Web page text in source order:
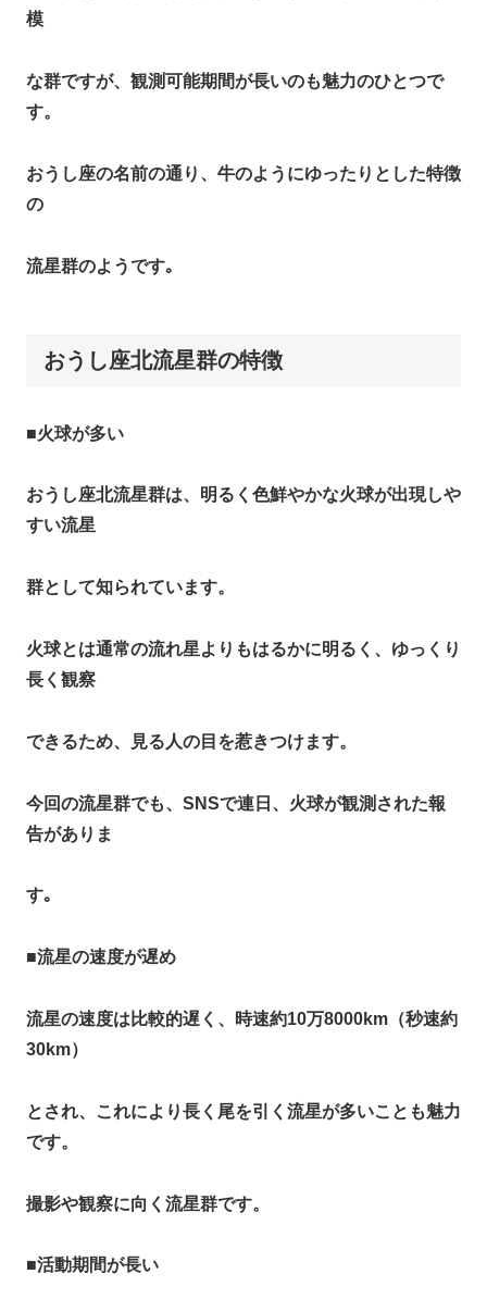
模
な群ですが、観測可能期間が長いのも魅力のひとつで
す。
おうし座の名前の通り、牛のようにゆったりとした特徴
の
流星群のようです｡
おうし座北流星群の特徴
■火球が多い
おうし座北流星群は、明るく色鮮やかな火球が出現しや
すい流星
群として知られています。
火球とは通常の流れ星よりもはるかに明るく、ゆっくり
長く観察
できるため、見る人の目を惹きつけます。
今回の流星群でも、SNSで連日、火球が観測された報
告がありま
す｡
■流星の速度が遅め
流星の速度は比較的遅く、時速約10万8000km（秒速約
30km）
とされ、これにより長く尾を引く流星が多いことも魅力
です。
撮影や観察に向く流星群です。
■活動期間が長い